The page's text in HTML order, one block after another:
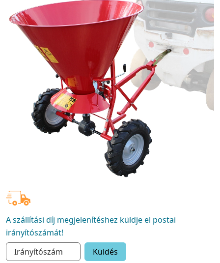
A szállítási díj megjelenítéshez küldje el postai
irányítószámát!
Küldés